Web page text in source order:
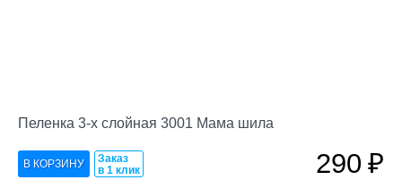
Пеленка 3-х слойная 3001 Мама шила
Заказ
в 1 клик
290₽